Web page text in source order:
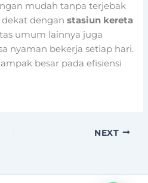
mudah tanpa terjebak
dekat denganstasiun kereta
umum lainnya juga
nyaman bekerja setiap hari.
besar pada efisiensi
NEXT